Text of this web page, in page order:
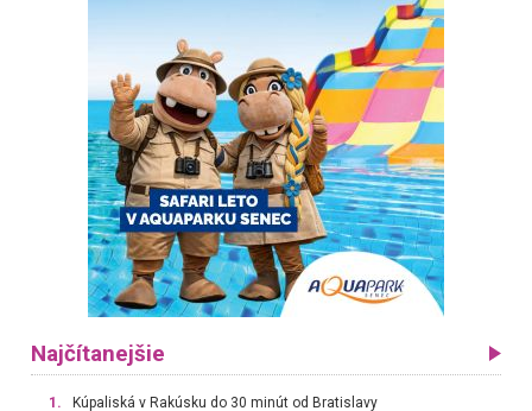
Najčítanejšie
1. Kúpaliská v Rakúsku do 30 minút od Bratislavy